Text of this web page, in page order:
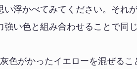
浮かべてみてください。それ
い色と組み合わせることで同じ
がかったイエローを混ぜるこ